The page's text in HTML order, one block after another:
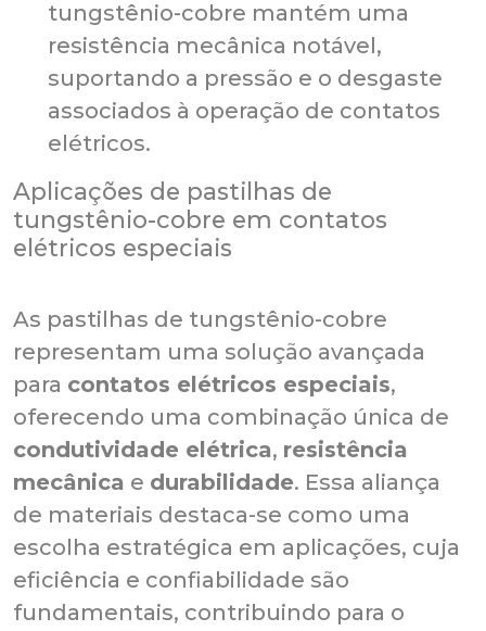
tungstênio-cobre mantém uma
resistência mecânica notável,
suportando a pressão e o desgaste
associados à operação de contatos
elétricos.
Aplicações de pastilhas de
tungstênio-cobre em contatos
elétricos especiais
As pastilhas de tungstênio-cobre
representam uma solução avançada
para contatos elétricos especiais,
oferecendo uma combinação única de
condutividade elétrica, resistência
mecânica e durabilidade. Essa aliança
de materiais destaca-se como uma
escolha estratégica em aplicações, cuja
eficiência e confiabilidade são
fundamentais, contribuindo para o